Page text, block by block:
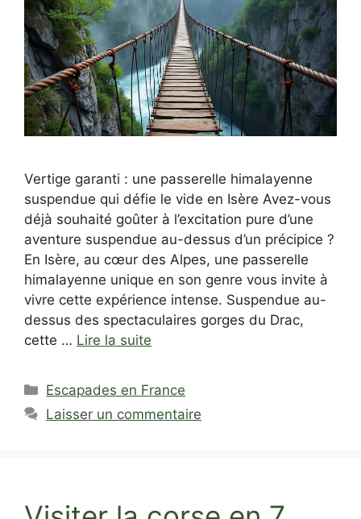
Vertige garanti : une passerelle himalayenne
suspendue qui défie le vide en Isère Avez-vous
déjà souhaité goûter à l’excitation pure d’une
aventure suspendue au-dessus d’un précipice ?
En Isère, au cœur des Alpes, une passerelle
himalayenne unique en son genre vous invite à
vivre cette expérience intense. Suspendue au-
dessus des spectaculaires gorges du Drac,
cette … Lire la suite
Catégories
Escapades en France
Laisser un commentaire